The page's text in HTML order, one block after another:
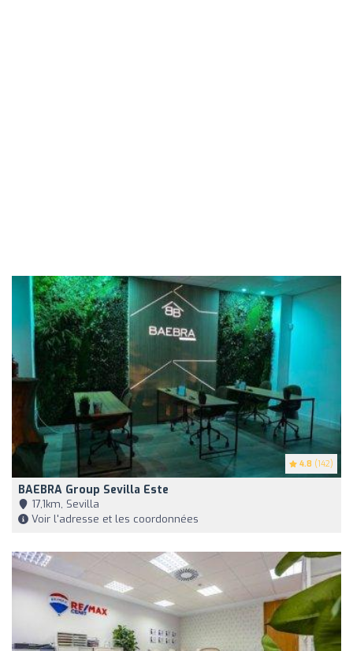
4.8 (142)
BAEBRA Group Sevilla Este
17,1km, Sevilla
Voir l'adresse et les coordonnées